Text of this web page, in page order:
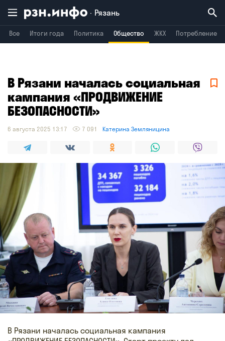
Рязань
Все Итоги года Политика Общество ЖКХ Потребление
Брянск
В Рязани началась социальная
кампания «ПРОДВИЖЕНИЕ
БЕЗОПАСНОСТИ»
6 августа 2025 13:17 7 091 Катерина Земляницина
В Рязани началась социальная кампания